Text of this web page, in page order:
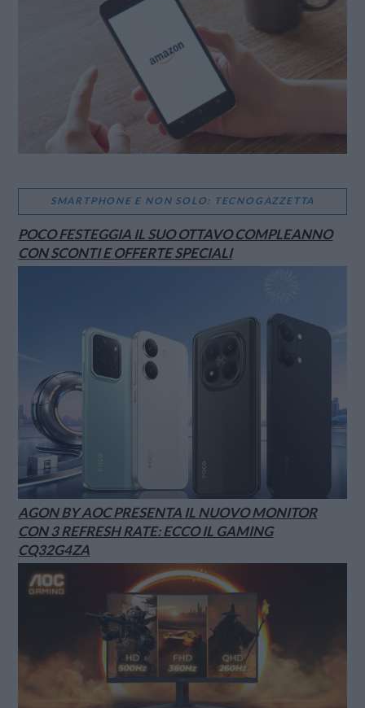
SMARTPHONE E NON SOLO: TECNOGAZZETTA
POCO FESTEGGIA IL SUO OTTAVO COMPLEANNO
CON SCONTI E OFFERTE SPECIALI
AGON BY AOC PRESENTA IL NUOVO MONITOR
CON 3 REFRESH RATE: ECCO IL GAMING
CQ32G4ZA